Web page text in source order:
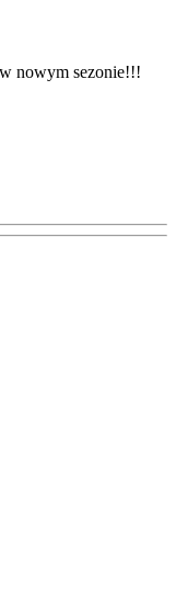
nowym sezonie!!!